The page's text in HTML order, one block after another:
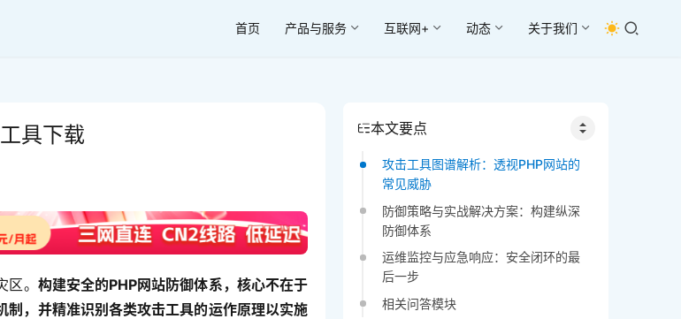
首页 产品与服务 互联网+ 动态 关于我们
具下载
。 构建安全的PHP网站防御体系，核心不在于
，并精准识别各类攻击工具的运作原理以实施
本文要点
攻击工具图谱解析：透视PHP网站的
常见威胁
防御策略与实战解决方案：构建纵深
防御体系
运维监控与应急响应：安全闭环的最
后一步
相关问答模块